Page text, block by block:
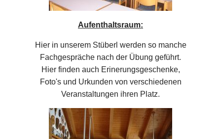
Aufenthaltsraum:
Hier in unserem Stüberl werden so manche
Fachgespräche nach der Übung geführt.
Hier finden auch Erinerungsgeschenke,
Foto's und Urkunden von verschiedenen
Veranstaltungen ihren Platz.